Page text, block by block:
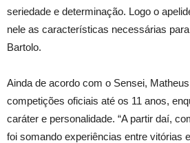
seriedade e determinação. Logo o
nele as características necessárias
Bartolo.
Ainda de acordo com o Sensei,
competições oficiais até os 11 anos,
caráter e personalidade. “A partir daí,
foi somando experiências entre vitórias